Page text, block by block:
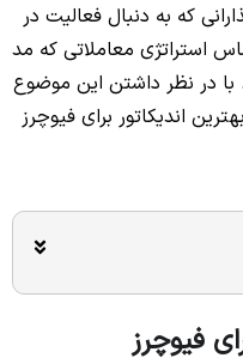
که به دنبال فعالیت در
استراتژی معاملاتی که مد
با در نظر داشتن این موضوع
اندیکاتور برای فیوچرز
فیوچرز